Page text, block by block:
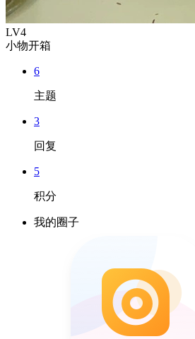
LV4
小物开箱
6
主题
3
回复
5
积分
我的圈子